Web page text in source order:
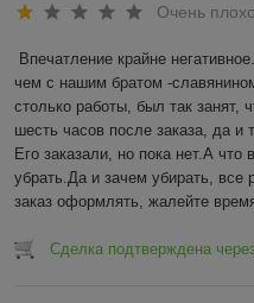
Очень плохо
Впечатление крайне
чем с нашим братом -
столько работы, был так занят,
шесть часов после заказа, да и
Его заказали, но пока нет.А что
убрать.Да и зачем убирать,
заказ оформлять, жалейте
Сделка подтверждена